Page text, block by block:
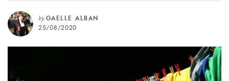
by GAELLE ALBAN
25/08/2020